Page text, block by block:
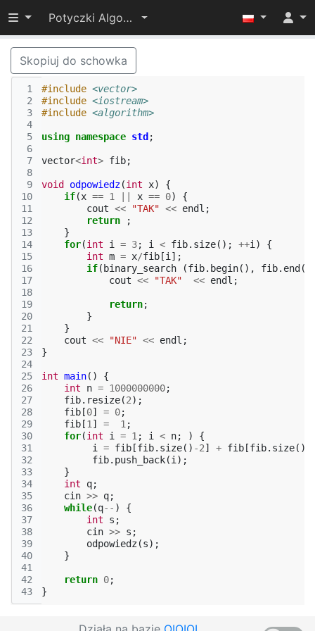
Przełącz widoczność menu
Potyczki Algorytmiczne 2014
Skopiuj do schowka
1
2
3
4
5
6
7
8
9
10
11
12
13
14
15
16
17
18
19
20
21
22
23
24
25
26
27
28
29
30
31
32
33
34
35
36
37
38
39
40
41
42
43
#include <vector>
#include <iostream>
#include <algorithm>
using namespace std ;
vector<int> fib;
void odpowiedz(int x)
{
if(x == 1 x == 0)
{
cout << "TAK" << endl ;
return
;
}
for(int i = 3; i < fib. size(); ++i )
{
int m = x/fib [i ];
if( binary_search (fib. begin(), fib. end
cout << "TAK" << endl ;
return;
}
}
cout << "NIE" << endl ;
}
int main()
{
int
n = 1000000000;
fib. resize(2);
fib [0] = 0;
fib [1 ] = 1 ;
for(int i = 1 ; i < n; )
{
i
= fib [fib. size() -2] + fib [fib. size()
fib. push_back(i );
}
int
q;
cin >> q;
while(q-- )
{
int
s ;
cin >> s ;
odpowiedz(s);
}
return 0;
}